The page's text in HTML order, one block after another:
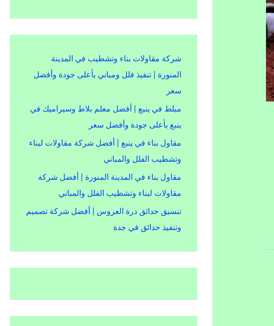
شركة مقاولات بناء وتشطيب في المدينة
المنورة | تنفيذ فلل ومباني بأعلى جودة وأفضل
سعر
مبلط في ينبع | أفضل معلم بلاط وسيراميك في
ينبع بأعلى جودة وأفضل سعر
مقاول بناء في ينبع | أفضل شركة مقاولات لبناء
وتشطيب الفلل والمباني
مقاول بناء في المدينة المنورة | أفضل شركة
مقاولات لبناء وتشطيب الفلل والمباني
تنسيق حدائق درة العروس | أفضل شركة تصميم
وتنفيذ حدائق في جدة